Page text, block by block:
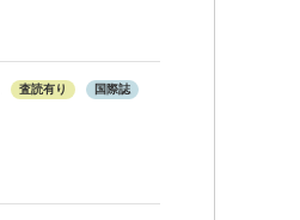
査読有り 国際誌